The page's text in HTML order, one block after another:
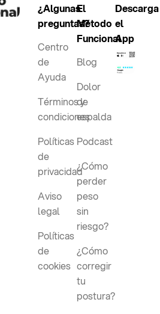
¿Algunas
preguntas?
Centro
de
Ayuda
Términos y
condiciones
Políticas
de
privacidad
Aviso
legal
Políticas
de
cookies
El
Método
Funcional
Blog
Dolor
de
espalda
Podcast
¿Cómo
perder
peso
sin
riesgo?
¿Cómo
corregir
tu
postura?
Descarga
el
App